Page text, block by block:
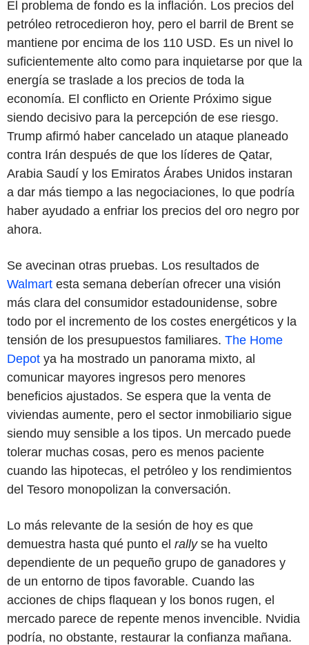
El problema de fondo es la inflación. Los precios del
petróleo retrocedieron hoy, pero el barril de Brent se
mantiene por encima de los 110 USD. Es un nivel lo
suficientemente alto como para inquietarse por que la
energía se traslade a los precios de toda la
economía. El conflicto en Oriente Próximo sigue
siendo decisivo para la percepción de ese riesgo.
Trump afirmó haber cancelado un ataque planeado
contra Irán después de que los líderes de Qatar,
Arabia Saudí y los Emiratos Árabes Unidos instaran
a dar más tiempo a las negociaciones, lo que podría
haber ayudado a enfriar los precios del oro negro por
ahora.
Se avecinan otras pruebas. Los resultados de
Walmart esta semana deberían ofrecer una visión
más clara del consumidor estadounidense, sobre
todo por el incremento de los costes energéticos y la
tensión de los presupuestos familiares. The Home
Depot ya ha mostrado un panorama mixto, al
comunicar mayores ingresos pero menores
beneficios ajustados. Se espera que la venta de
viviendas aumente, pero el sector inmobiliario sigue
siendo muy sensible a los tipos. Un mercado puede
tolerar muchas cosas, pero es menos paciente
cuando las hipotecas, el petróleo y los rendimientos
del Tesoro monopolizan la conversación.
Lo más relevante de la sesión de hoy es que
demuestra hasta qué punto el rallyse ha vuelto
dependiente de un pequeño grupo de ganadores y
de un entorno de tipos favorable. Cuando las
acciones de chips flaquean y los bonos rugen, el
mercado parece de repente menos invencible. Nvidia
podría, no obstante, restaurar la confianza mañana.